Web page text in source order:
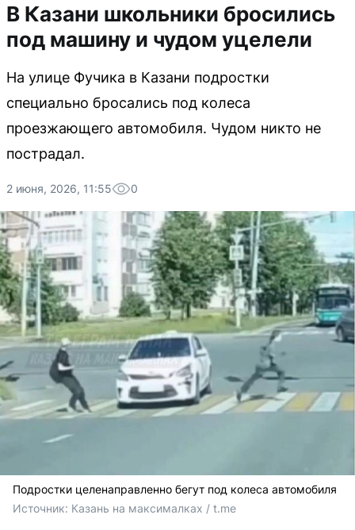
В Казани школьники бросились
под машину и чудом уцелели
На улице Фучика в Казани подростки
специально бросались под колеса
проезжающего автомобиля. Чудом никто не
пострадал.
2 июня, 2026, 11:55 0
Подростки целенаправленно бегут под колеса автомобиля
Источник: Казань на максималках / t.me